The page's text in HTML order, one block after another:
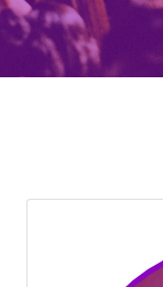
Programa
Online
Orçamento